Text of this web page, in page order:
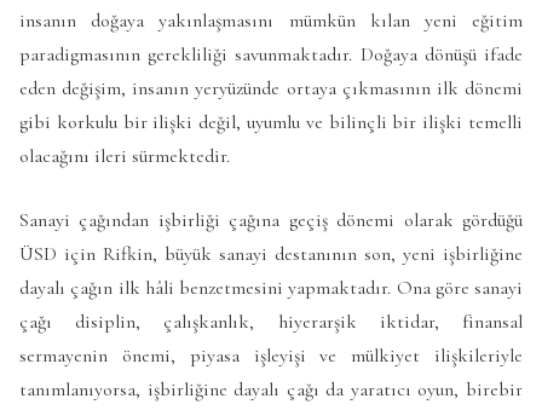
insanın doğaya yakınlaşmasını mümkün kılan yeni eğitim
paradigmasının gerekliliği savunmaktadır. Doğaya dönüşü ifade
eden değişim, insanın yeryüzünde ortaya çıkmasının ilk dönemi
gibi korkulu bir ilişki değil, uyumlu ve bilinçli bir ilişki temelli
olacağını ileri sürmektedir.
Sanayi çağından işbirliği çağına geçiş dönemi olarak gördüğü
ÜSD için Rifkin, büyük sanayi destanının son, yeni işbirliğine
dayalı çağın ilk hâli benzetmesini yapmaktadır. Ona göre sanayi
çağı disiplin, çalışkanlık, hiyerarşik iktidar, finansal
sermayenin önemi, piyasa işleyişi ve mülkiyet ilişkileriyle
tanımlanıyorsa, işbirliğine dayalı çağı da yaratıcı oyun, birebir